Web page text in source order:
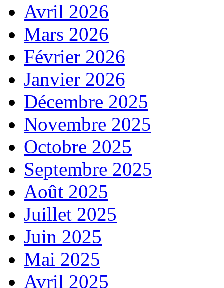
Avril 2026
Mars 2026
Février 2026
Janvier 2026
Décembre 2025
Novembre 2025
Octobre 2025
Septembre 2025
Août 2025
Juillet 2025
Juin 2025
Mai 2025
Avril 2025